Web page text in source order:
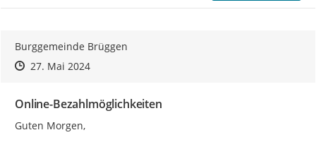
Burggemeinde Brüggen
Zeitpunkt des Erstellens
Zeitpunkt des Erstellens
27. Mai 2024Zur Äußerung
Online-Bezahlmöglichkeiten
Guten Morgen,